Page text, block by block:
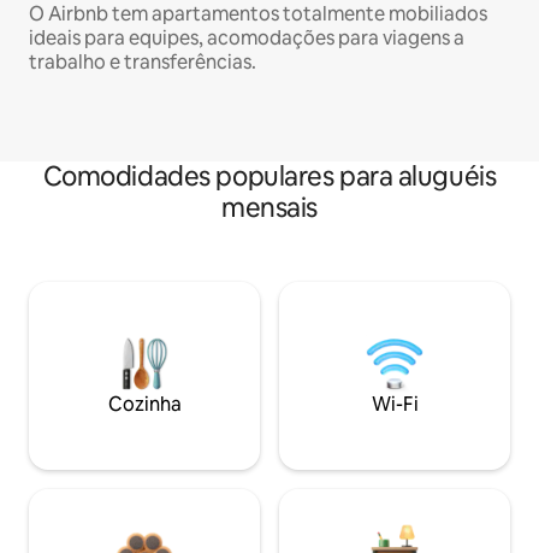
O Airbnb tem apartamentos totalmente mobiliados
ideais para equipes, acomodações para viagens a
trabalho e transferências.
Comodidades populares para aluguéis
mensais
Cozinha Wi-Fi